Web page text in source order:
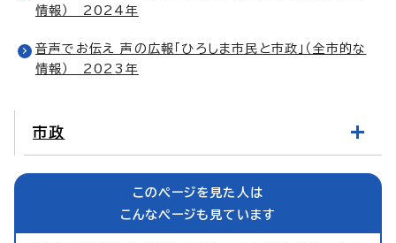
情報） 2024年
音声でお伝え 声の広報「ひろしま市民と市政」（全市的な
情報） 2023年
市政
このページを見た人は
こんなページも見ています